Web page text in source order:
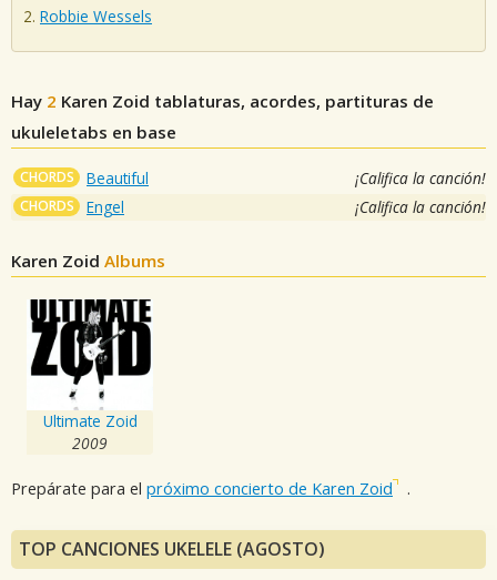
Robbie Wessels
Hay 2 Karen Zoid tablaturas, acordes, partituras de
ukuleletabs en base
CHORDS Beautiful ¡Califica la canción!
CHORDS Engel ¡Califica la canción!
Karen Zoid Albums
Ultimate Zoid
2009
Prepárate para el próximo concierto de Karen Zoid .
TOP CANCIONES UKELELE (AGOSTO)